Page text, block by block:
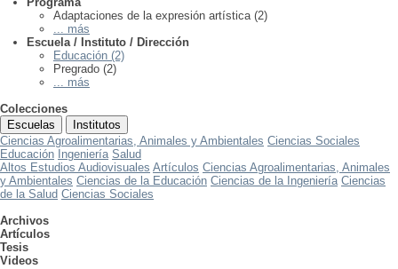
Adaptaciones de la expresión artística (2)
... más
Escuela / Instituto / Dirección
Educación (2)
Pregrado (2)
... más
Colecciones
Escuelas
Institutos
Ciencias Agroalimentarias, Animales y Ambientales Ciencias Sociales
Educación Ingeniería Salud
Altos Estudios Audiovisuales Artículos Ciencias Agroalimentarias, Animales
y Ambientales Ciencias de la Educación Ciencias de la Ingeniería Ciencias
de la Salud Ciencias Sociales
Archivos
Artículos
Tesis
Videos